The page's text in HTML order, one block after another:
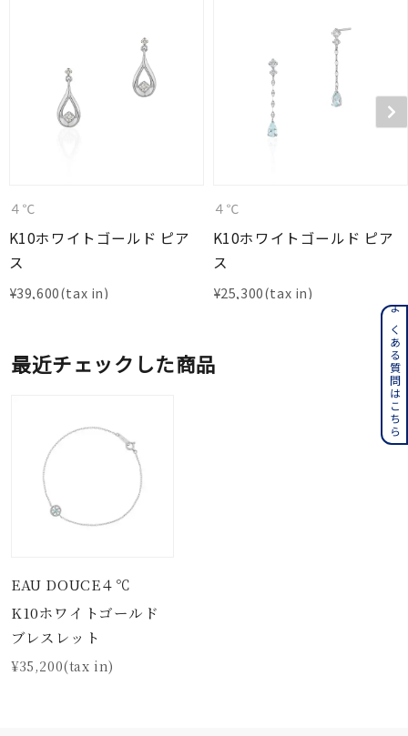
４℃
K10ホワイトゴールド ピア
ス
¥39,600
４℃
K10ホワイトゴールド ピア
ス
¥25,300
最近チェックした商品
EAU DOUCE４℃
K10ホワイトゴールド
ブレスレット
¥35,200(tax in)
よくある質問はこちら